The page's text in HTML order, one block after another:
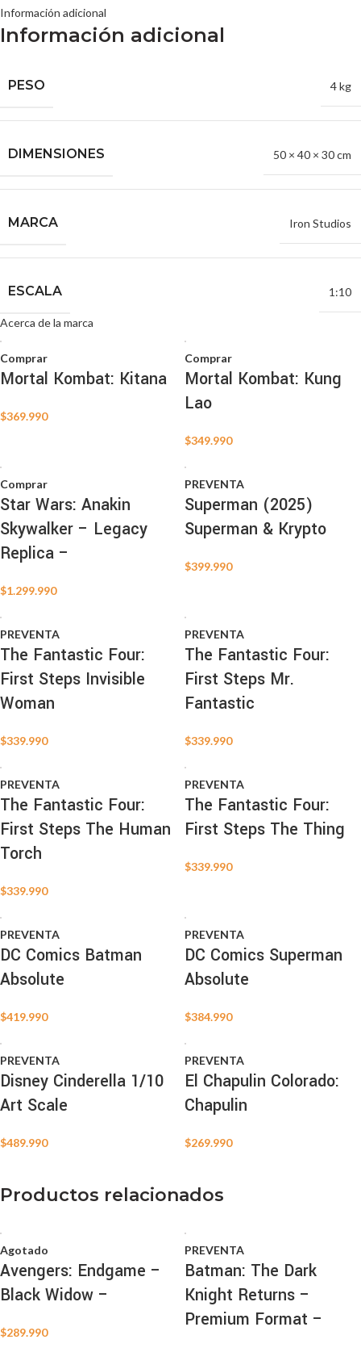
Información adicional
Información adicional
PESO 4 kg
DIMENSIONES 50 × 40 × 30 cm
MARCA Iron Studios
ESCALA 1:10
Acerca de la marca
Comprar
Mortal Kombat: Kitana
$369.990
Comprar
Mortal Kombat: Kung
Lao
$349.990
Comprar
Star Wars: Anakin
Skywalker – Legacy
Replica –
$1.299.990
PREVENTA
Superman (2025)
Superman & Krypto
$399.990
PREVENTA
The Fantastic Four:
First Steps Invisible
Woman
$339.990
PREVENTA
The Fantastic Four:
First Steps Mr.
Fantastic
$339.990
PREVENTA
The Fantastic Four:
First Steps The Human
Torch
$339.990
PREVENTA
The Fantastic Four:
First Steps The Thing
$339.990
PREVENTA
DC Comics Batman
Absolute
$419.990
PREVENTA
DC Comics Superman
Absolute
$384.990
PREVENTA
Disney Cinderella 1/10
Art Scale
$489.990
PREVENTA
El Chapulin Colorado:
Chapulin
$269.990
Productos relacionados
Agotado
Avengers: Endgame –
Black Widow –
$289.990
PREVENTA
Batman: The Dark
Knight Returns –
Premium Format –